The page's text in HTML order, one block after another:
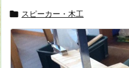
 スピーカー・木工